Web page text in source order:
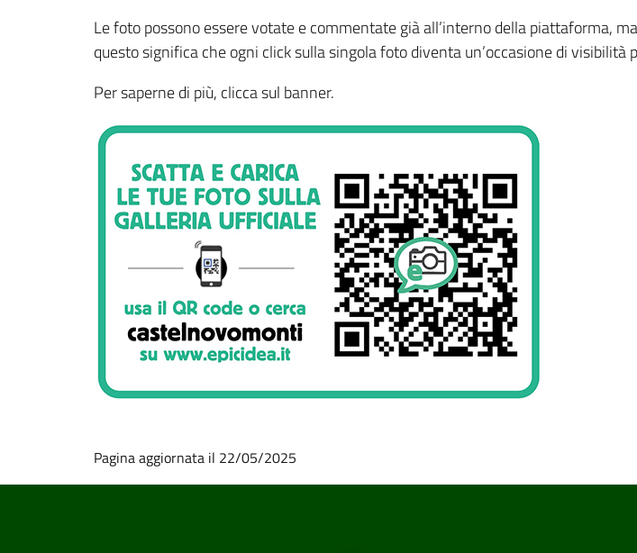
Le foto possono essere votate e commentate già all’interno della piattaforma,
questo significa che ogni click sulla singola foto diventa un’occasione di visibilità
Per saperne di più, clicca sul banner.
Pagina aggiornata il 22/05/2025